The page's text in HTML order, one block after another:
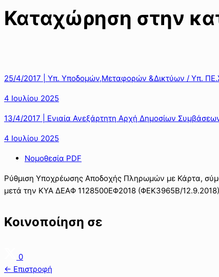
Καταχώρηση στην
25/4/2017 | Υπ. Υποδομών,Μεταφορών &Δικτύων / Υπ.
4 Ιουλίου 2025
13/4/2017 | Ενιαία Ανεξάρτητη Αρχή Δημοσίων
4 Ιουλίου 2025
Νομοθεσία PDF
Ρύθμιση Υποχρέωσης Αποδοχής Πληρωμών με Κάρτα,
μετά την ΚΥΑ ΔΕΑΦ 1128500ΕΦ2018 (ΦΕΚ3965Β/12.9.2018)
Κοινοποίηση σε
0
← Επιστροφή